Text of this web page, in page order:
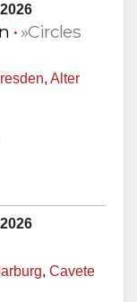
• »Circles
, Alter
, Cavete